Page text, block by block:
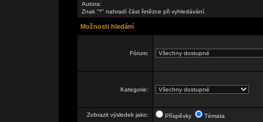
Autora:
Znak "*" nahradí část řetězce při vyhledávání.
Možnosti hledání
Fórum:
Kategorie:
Zobrazit výsledek jako: Příspěvky Témata